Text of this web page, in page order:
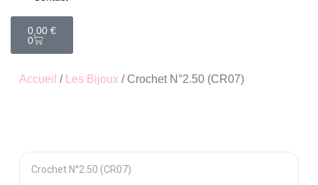
0,00 €
0
Accueil / Les Bijoux / Crochet N°2.50 (CR07)
Crochet N°2.50 (CR07)